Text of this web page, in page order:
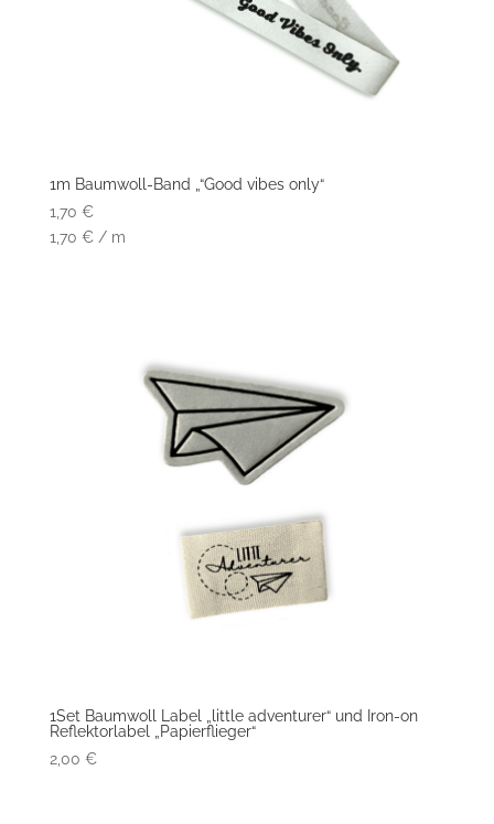
1m Baumwoll-Band „“Good vibes only“
1,70 €
1,70 €/ m
1Set Baumwoll Label „little adventurer“ und Iron-on
Reflektorlabel „Papierflieger“
2,00 €